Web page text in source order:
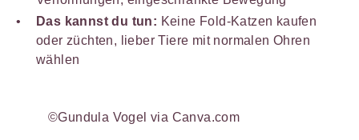
Das kannst du tun: Keine Fold-Katzen kaufen
oder züchten, lieber Tiere mit normalen Ohren
wählen
©Gundula Vogel via Canva.com